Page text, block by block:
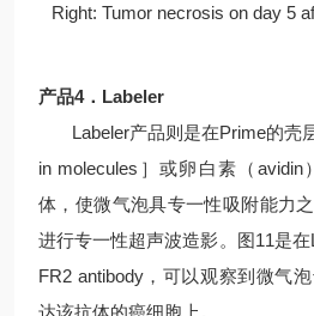
Right: Tumor necrosis on day 5
产品4．Labeler
Labeler产品则是在Prime的壳
in molecules］或卵白素（
体，使微气泡具专一性吸附能力
进行专一性超声波造影。图11是
FR2 antibody，可以观察到微气
达该抗体的癌细胞上。